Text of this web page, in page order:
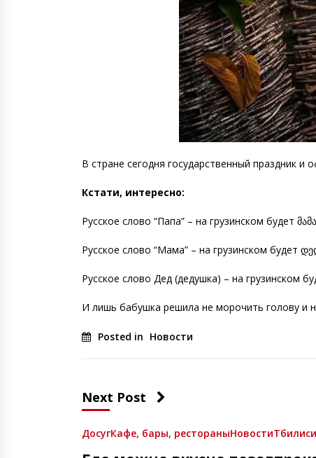
В стране сегодня государственный праздник и
Кстати, интересно:
Русское слово “Папа” – на грузинском будет
Русское слово “Мама” – на грузинском будет
Русское слово Дед (дедушка) – на грузинском
И лишь бабушка решила не морочить голову и
Posted in Новости
Next Post
ДосугКафе, бары, рестораныНовостиТбилиси